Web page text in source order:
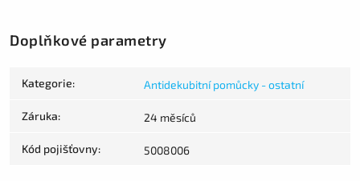
Doplňkové parametry
Kategorie: Antidekubitní pomůcky - ostatní
Záruka: 24 měsíců
Kód pojišťovny: 5008006